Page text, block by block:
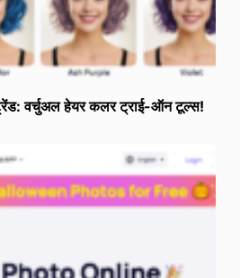
वर्चुअल हेयर कलर ट्राई-ऑन टूल्स!